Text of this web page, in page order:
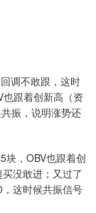
调不敢跟，这时
跟着创新高（资
振，说明涨势还
块，OBV也跟着创
没敢进；又过了
这时候共振信号